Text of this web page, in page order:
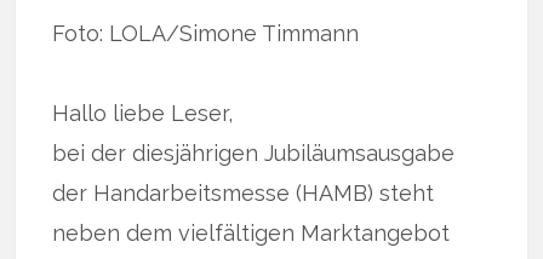
Foto: LOLA/Simone Timmann
Hallo liebe Leser,
bei der diesjährigen Jubiläumsausgabe
der Handarbeitsmesse (HAMB) steht
neben dem vielfältigen Marktangebot